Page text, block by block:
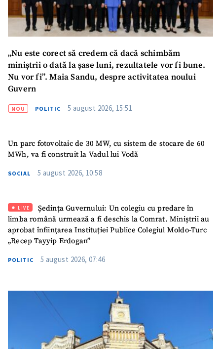
„Nu este corect să credem că dacă schimbăm
miniștrii o dată la șase luni, rezultatele vor fi bune.
Nu vor fi”. Maia Sandu, despre activitatea noului
Guvern
NOU POLITIC 5 august 2026, 15:51
Un parc fotovoltaic de 30 MW, cu sistem de stocare de 60
MWh, va fi construit la Vadul lui Vodă
SOCIAL 5 august 2026, 10:58
LIVE
Ședința Guvernului: Un colegiu cu predare în
limba română urmează a fi deschis la Comrat. Miniștrii au
aprobat înființarea Instituției Publice Colegiul Moldo-Turc
„Recep Tayyip Erdogan”
POLITIC 5 august 2026, 07:46
+ Încarcă imagine